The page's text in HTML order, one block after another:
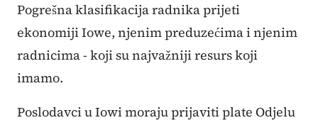
Pogrešna klasifikacija radnika prijeti
ekonomiji Iowe, njenim preduzećima i njenim
radnicima - koji su najvažniji resurs koji
imamo.
Poslodavci u Iowi moraju prijaviti plate Odjelu